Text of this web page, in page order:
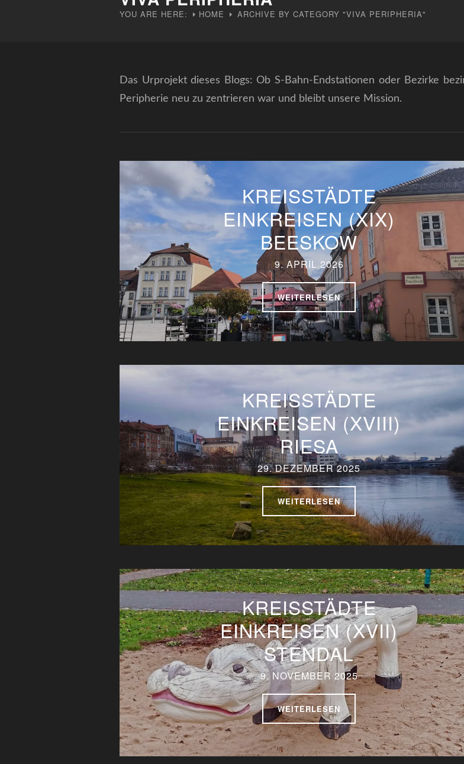
YOU ARE HERE: HOME ARCHIVE BY CATEGORY "VIVA PERIPHERIA"
Das Urprojekt dieses Blogs: Ob S-Bahn-Endstationen oder Bezirke
Peripherie neu zu zentrieren war und bleibt unsere Mission.
KREISSTÄDTE
EINKREISEN (XIX)
BEESKOW
9. APRIL 2026
WEITERLESEN
KREISSTÄDTE
EINKREISEN (XVIII)
RIESA
29. DEZEMBER 2025
WEITERLESEN
KREISSTÄDTE
EINKREISEN (XVII)
STENDAL
9. NOVEMBER 2025
WEITERLESEN